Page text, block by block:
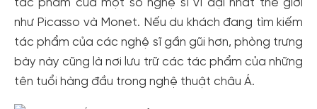
tác phẩm của một số nghệ sĩ vĩ đại nhất thế giới
như Picasso và Monet. Nếu du khách đang tìm kiếm
tác phẩm của các nghệ sĩ gần gũi hơn, phòng trưng
bày này cũng là nơi lưu trữ các tác phẩm của những
tên tuổi hàng đầu trong nghệ thuật châu Á.